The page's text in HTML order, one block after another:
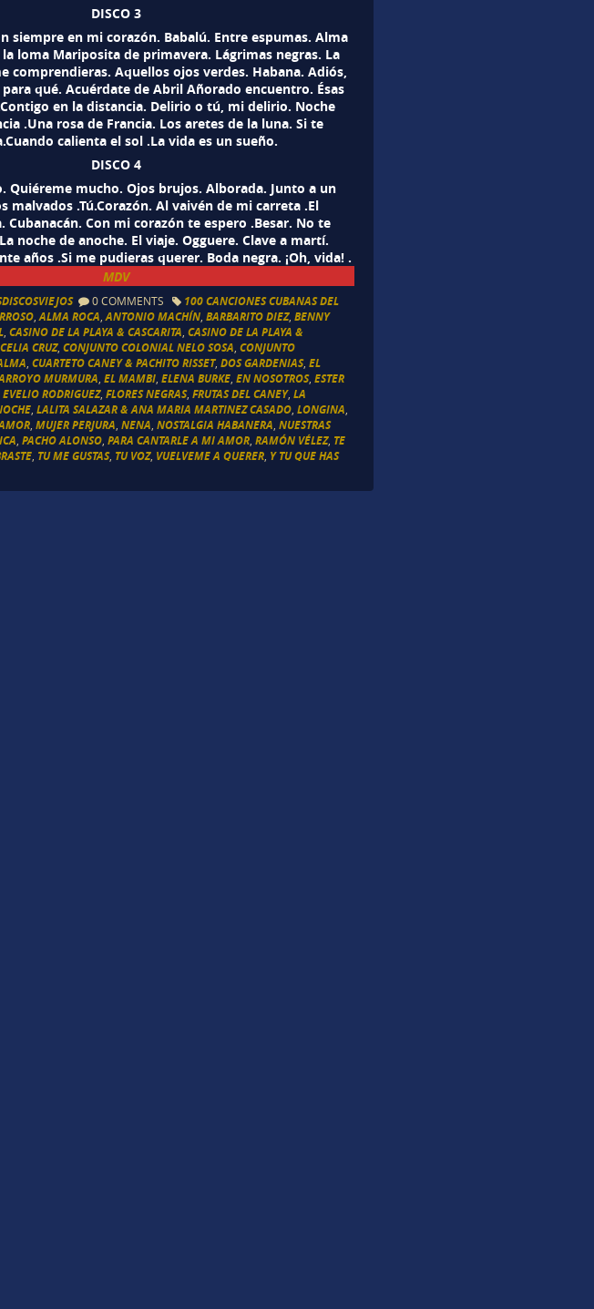
DISCO 3
siempre en mi corazón. Babalú. Entre espumas. Alma
loma Mariposita de primavera. Lágrimas negras. La
comprendieras. Aquellos ojos verdes. Habana. Adiós,
qué. Acuérdate de Abril Añorado encuentro. Ésas
en la distancia. Delirio o tú, mi delirio. Noche
.Una rosa de Francia. Los aretes de la luna. Si te
calienta el sol .La vida es un sueño.
DISCO 4
Quiéreme mucho. Ojos brujos. Alborada. Junto a un
malvados .Tú.Corazón. Al vaivén de mi carreta .El
Cubanacán. Con mi corazón te espero .Besar. No te
noche de anoche. El viaje. Ogguere. Clave a martí.
años .Si me pudieras querer. Boda negra. ¡Oh, vida! .
MDV
0 COMMENTS
100 CANCIONES CUBANAS DEL
,ALMA ROCA ,ANTONIO MACHÍN ,BARBARITO DIEZ,BENNY
,CASINO DE LA PLAYA & CASCARITA ,CASINO DE LA PLAYA &
CELIA CRUZ,CONJUNTO COLONIAL NELO SOSA ,CONJUNTO
,CUARTETO CANEY & PACHITO RISSET,DOS GARDENIAS,EL
MURMURA ,EL MAMBI ,ELENA BURKE ,EN NOSOTROS,ESTER
,EVELIO RODRIGUEZ,FLORES NEGRAS,FRUTAS DEL CANEY,LA
,LALITA SALAZAR & ANA MARIA MARTINEZ CASADO ,LONGINA
,MUJER PERJURA ,NENA ,NOSTALGIA HABANERA ,NUESTRAS
,PACHO ALONSO ,PARA CANTARLE A MI AMOR ,RAMÓN VÉLEZ, TE
TU ME GUSTAS, TU VOZ, VUELVEME A QUERER Y TU QUE HAS